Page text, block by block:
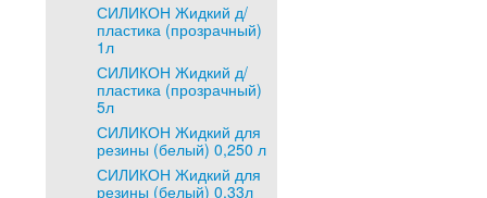
СИЛИКОН Жидкий д/
пластика (прозрачный)
1л
СИЛИКОН Жидкий д/
пластика (прозрачный)
5л
СИЛИКОН Жидкий для
резины (белый) 0,250 л
СИЛИКОН Жидкий для
резины (белый) 0,33л